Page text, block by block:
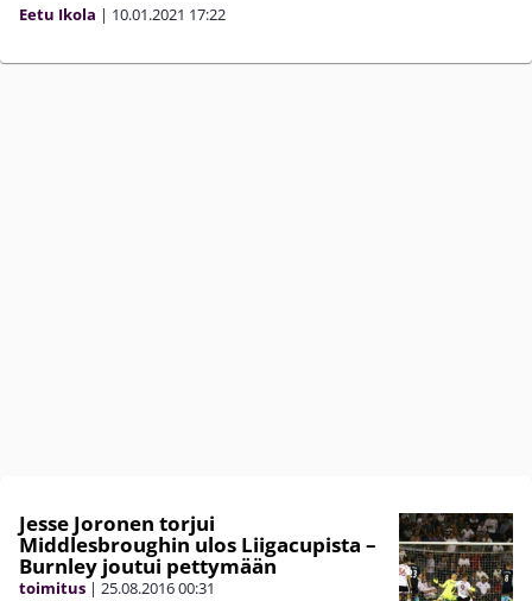
Eetu Ikola | 10.01.2021 17:22
Jesse Joronen torjui
Middlesbroughin ulos Liigacupista –
Burnley joutui pettymään
toimitus | 25.08.201600:31